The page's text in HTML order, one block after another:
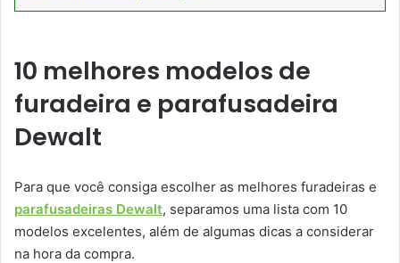
10 melhores modelos de
furadeira e parafusadeira
Dewalt
Para que você consiga escolher as melhores furadeiras e
parafusadeiras Dewalt, separamos uma lista com 10
modelos excelentes, além de algumas dicas a considerar
na hora da compra.